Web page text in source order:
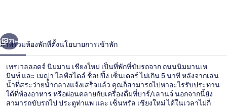
นิมมาน
เชียงใหม่
า
ถัดไป
71+
ภาพรวมห้องพักที่ตั้งนโยบายการเข้าพัก
เทรเวลลอดจ์ นิมมาน เชียงใหม่ เป็นที่พักที่ขับรถจาก ถนนนิมมานเห
มินท์ และ เมญ่า ไลฟ์สไตล์ ช็อปปิ้ง เซ็นเตอร์ ไม่เกิน 5 นาที หลังจากเล่น
น้ำที่สระว่ายน้ำกลางแจ้งเสร็จแล้ว คุณก็สามารถไปหาอะไรรับประทาน
ได้ที่ห้องอาหาร หรือผ่อนคลายกับเครื่องดื่มที่บาร์/เลานจ์ นอกจากนี้ยัง
สามารถขับรถไป ประตูท่าแพ และ เซ็นทรัล เชียงใหม่ ได้ในเวลาไม่กี่